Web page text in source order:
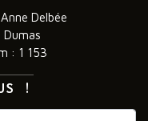
Delbée
Dumas
: 1 153
!